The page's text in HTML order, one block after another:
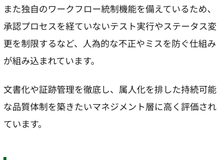
また独自のワークフロー統制機能を備えているため、
承認プロセスを経ていないテスト実行やステータス変
更を制限するなど、人為的な不正やミスを防ぐ仕組み
が組み込まれています。
文書化や証跡管理を徹底し、属人化を排した持続可能
な品質体制を築きたいマネジメント層に高く評価され
ています。